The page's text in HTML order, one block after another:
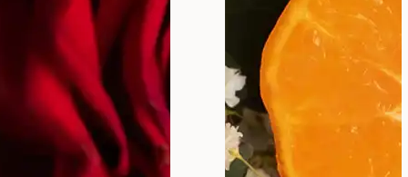
vulve. Iako se često meša sa
pristup u lečenju.